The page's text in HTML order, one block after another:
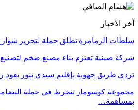
آخر الأخبار
سلطات الزمامرة تطلق حملة لتحرير
شركة صينية تعتزم بناء مصنع ضخم
تردي طريق جهوية بإقليم سيدي بنور يقود
مجموعة كوسومار تنخرط في حملة
بمساهمة…